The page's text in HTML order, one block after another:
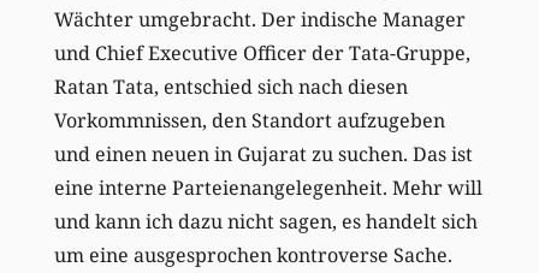
Wächter umgebracht. Der indische Manager
und Chief Executive Officer der Tata-Gruppe,
Ratan Tata, entschied sich nach diesen
Vorkommnissen, den Standort aufzugeben
und einen neuen in Gujarat zu suchen. Das ist
eine interne Parteienangelegenheit. Mehr will
und kann ich dazu nicht sagen, es handelt sich
um eine ausgesprochen kontroverse Sache.